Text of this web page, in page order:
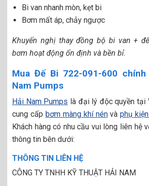
Bi van nhanh mòn, kẹt bi
Bơm mất áp, chảy ngược
Khuyến nghị thay đồng bộ bi van +
bơm hoạt động ổn định và bền bỉ.
Mua Đế Bi 722-091-600
Nam Pumps
Hải Nam Pumps là đại lý độc quyền tại
cung cấp bơm màng khí nénvàphụ
Khách hàng có nhu cầu vui lòng liên hệ
thông tin bên dưới:
THÔNG TIN LIÊN HỆ
CÔNG TY TNHH KỸ THUẬT HẢI NAM